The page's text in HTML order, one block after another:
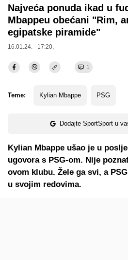
Najveća ponuda ikad u
Mbappeu obećani "Rim,
egipatske piramide"
16.01.24. - 17:20,
1
Teme: Kylian Mbappe PSG
Dodajte SportSport u
Kylian Mbappe ušao je u
ugovora s PSG-om. Nije
ovom klubu. Žele ga svi, a
u svojim redovima.